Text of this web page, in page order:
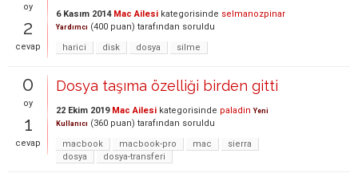
oy
2
cevap
6 Kasım 2014 Mac Ailesi kategorisinde selmanozpinar
Yardımcı (400 puan) tarafından soruldu
harici
disk dosya silme
0
oy
1
cevap
Dosya taşıma özelliği birden gitti
22 Ekim 2019 Mac Ailesi kategorisinde paladin Yeni
Kullanıcı (360 puan) tarafından soruldu
macbook
macbook-pro mac
sierra
dosya
dosya-transferi